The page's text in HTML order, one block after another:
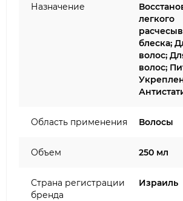
Назначение
легкого
блеска;
волос;
волос;
Область применения Волосы
Объем 250 мл
Страна регистрации
бренда
Израиль